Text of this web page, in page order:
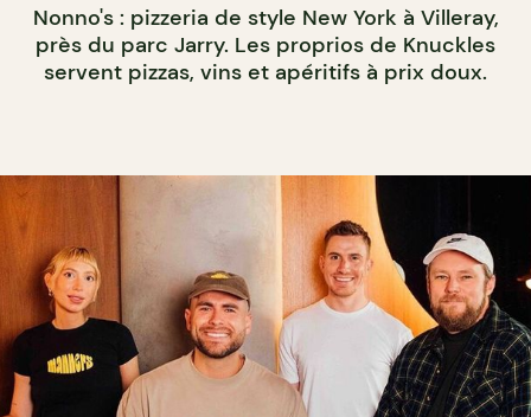
Nonno's : pizzeria de style New York à Villeray,
près du parc Jarry. Les proprios de Knuckles
servent pizzas, vins et apéritifs à prix doux.